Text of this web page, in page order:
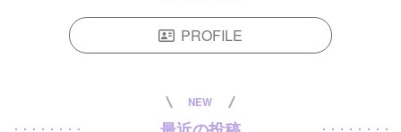
PROFILE
NEW